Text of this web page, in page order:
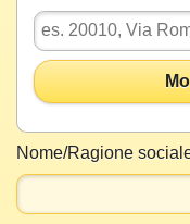
Nome/Ragione